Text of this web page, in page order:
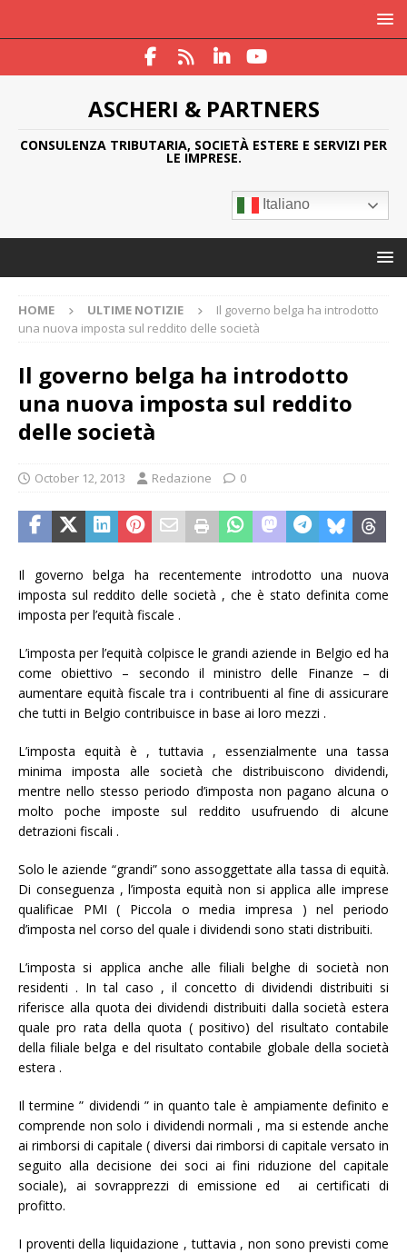
ASCHERI & PARTNERS
CONSULENZA TRIBUTARIA, SOCIETÀ ESTERE E SERVIZI PER
LE IMPRESE.
Italiano
HOME ULTIME NOTIZIE
Il governo belga ha introdotto
una nuova imposta sul reddito delle società
Il governo belga ha introdotto
una nuova imposta sul reddito
delle società
October 12, 2013 Redazione 0
Il governo belga ha recentemente introdotto una nuova
imposta sul reddito delle società , che è stato definita come
imposta per l’equità fiscale .
L’imposta per l’equità colpisce le grandi aziende in Belgio ed ha
come obiettivo – secondo il ministro delle Finanze – di
aumentare equità fiscale tra i contribuenti al fine di assicurare
che tutti in Belgio contribuisce in base ai loro mezzi .
L’imposta equità è , tuttavia , essenzialmente una tassa
minima imposta alle società che distribuiscono dividendi,
mentre nello stesso periodo d’imposta non pagano alcuna o
molto poche imposte sul reddito usufruendo di alcune
detrazioni fiscali .
Solo le aziende “grandi” sono assoggettate alla tassa di equità.
Di conseguenza , l’imposta equità non si applica alle imprese
qualificae PMI ( Piccola o media impresa ) nel periodo
d’imposta nel corso del quale i dividendi sono stati distribuiti.
L’imposta si applica anche alle filiali belghe di società non
residenti . In tal caso , il concetto di dividendi distribuiti si
riferisce alla quota dei dividendi distribuiti dalla società estera
quale pro rata della quota ( positivo) del risultato contabile
della filiale belga e del risultato contabile globale della società
estera .
Il termine ” dividendi ” in quanto tale è ampiamente definito e
comprende non solo i dividendi normali , ma si estende anche
ai rimborsi di capitale ( diversi dai rimborsi di capitale versato in
seguito alla decisione dei soci ai fini riduzione del capitale
sociale), ai sovrapprezzi di emissione ed ai certificati di
profitto.
I proventi della liquidazione , tuttavia , non sono previsti come